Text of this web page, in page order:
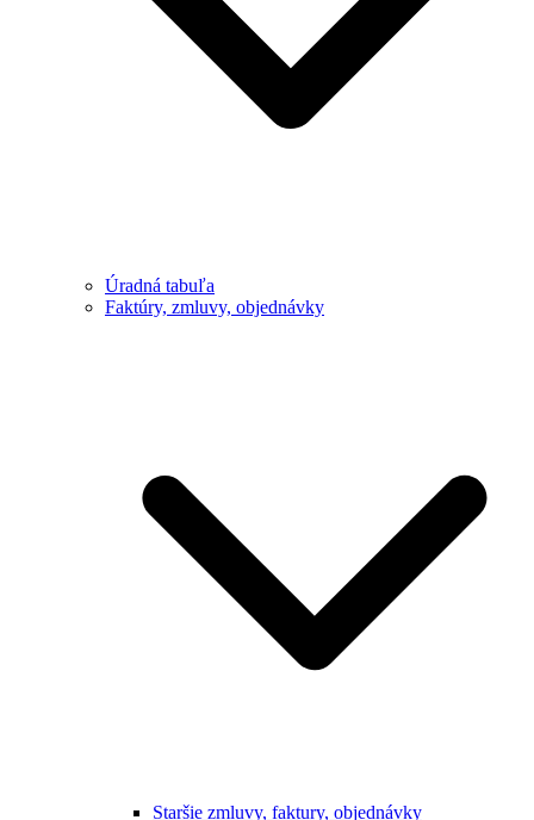
Úradná tabuľa
Faktúry, zmluvy, objednávky
Staršie zmluvy, faktury, objednávky